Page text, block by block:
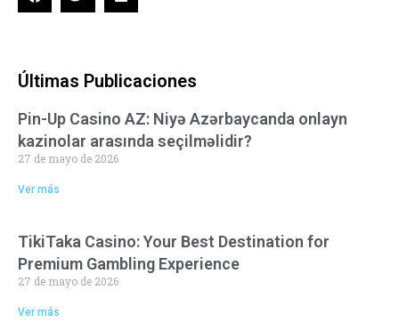
Últimas Publicaciones
Pin-Up Casino AZ: Niyə Azərbaycanda onlayn
kazinolar arasında seçilməlidir?
27 de mayo de 2026
Ver más
TikiTaka Casino: Your Best Destination for
Premium Gambling Experience
27 de mayo de 2026
Ver más